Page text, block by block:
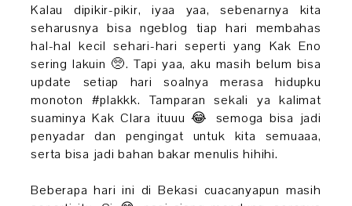
Kalau dipikir-pikir, iyaa yaa, sebenarnya kita
seharusnya bisa ngeblog tiap hari membahas
hal-hal kecil sehari-hari seperti yang Kak Eno
sering lakuin 🥺. Tapi yaa, aku masih belum bisa
update setiap hari soalnya merasa hidupku
monoton #plakkk. Tamparan sekali ya kalimat
suaminya Kak Clara ituuu 😂 semoga bisa jadi
penyadar dan pengingat untuk kita semuaaa,
serta bisa jadi bahan bakar menulis hihihi.
Beberapa hari ini di Bekasi cuacanyapun masih